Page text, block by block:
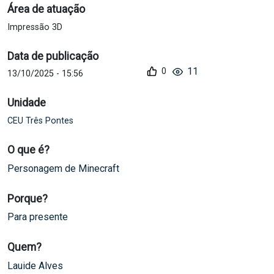
Área de atuação
Impressão 3D
Data de publicação
13/10/2025 - 15:56
Unidade
CEU Três Pontes
11
O que é?
Personagem de Minecraft
Porque?
Para presente
Quem?
Lauide Alves